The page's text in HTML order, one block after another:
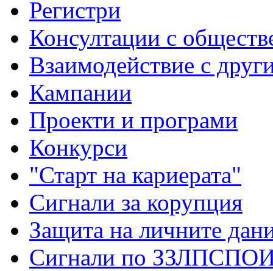
Регистри
Консултации с
Взаимодействие с
Кампании
Проекти и програми
Конкурси
"Старт на кариерата"
Сигнали за корупция
Защита на личните
Сигнали по